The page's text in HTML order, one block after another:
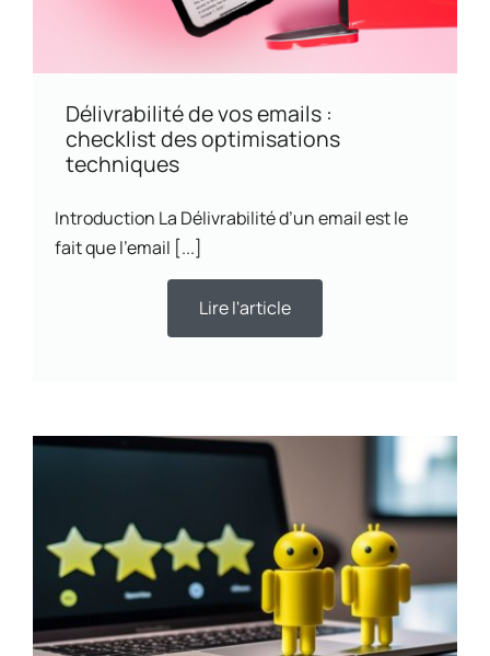
Délivrabilité de vos emails :
checklist des optimisations
techniques
Introduction La Délivrabilité d’un email est le
fait que l’email [...]
Lire l'article